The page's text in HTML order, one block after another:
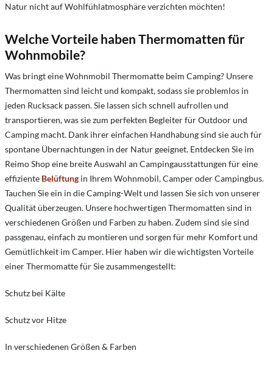
Natur nicht auf Wohlfühlatmosphäre verzichten möchten!
Welche Vorteile haben Thermomatten für
Wohnmobile?
Was bringt eine Wohnmobil Thermomatte beim Camping? Unsere
Thermomatten sind leicht und kompakt, sodass sie problemlos in
jeden Rucksack passen. Sie lassen sich schnell aufrollen und
transportieren, was sie zum perfekten Begleiter für Outdoor und
Camping macht. Dank ihrer einfachen Handhabung sind sie auch für
spontane Übernachtungen in der Natur geeignet. Entdecken Sie im
Reimo Shop eine breite Auswahl an Campingausstattungen für eine
effiziente Belüftung in Ihrem Wohnmobil, Camper oder Campingbus.
Tauchen Sie ein in die Camping-Welt und lassen Sie sich von unserer
Qualität überzeugen. Unsere hochwertigen Thermomatten sind in
verschiedenen Größen und Farben zu haben. Zudem sind sie sind
passgenau, einfach zu montieren und sorgen für mehr Komfort und
Gemütlichkeit im Camper. Hier haben wir die wichtigsten Vorteile
einer Thermomatte für Sie zusammengestellt:
Schutz bei Kälte
Schutz vor Hitze
In verschiedenen Größen & Farben